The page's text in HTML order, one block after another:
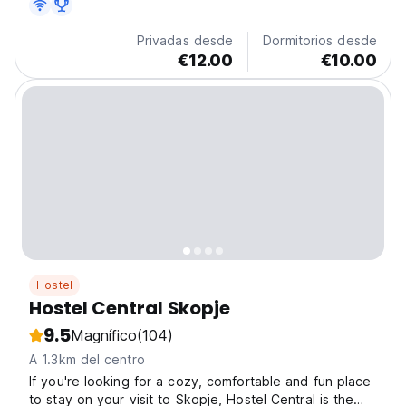
Privadas desde
€12.00
Dormitorios desde
€10.00
Hostel
Hostel Central Skopje
9.5Magnífico(104)
A 1.3km del centro
If you're looking for a cozy, comfortable and fun place
to stay on your visit to Skopje, Hostel Central is the